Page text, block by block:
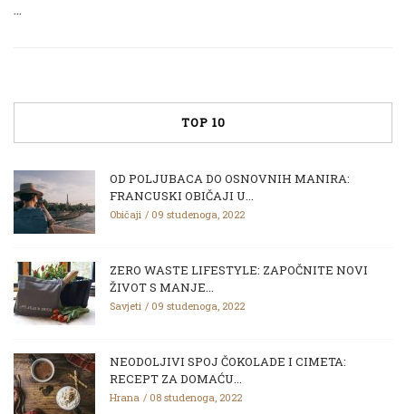
…
TOP 10
OD POLJUBACA DO OSNOVNIH MANIRA:
FRANCUSKI OBIČAJI U...
Običaji 09 studenoga, 2022
ZERO WASTE LIFESTYLE: ZAPOČNITE NOVI
ŽIVOT S MANJE...
Savjeti 09 studenoga, 2022
NEODOLJIVI SPOJ ČOKOLADE I CIMETA:
RECEPT ZA DOMAĆU...
Hrana 08 studenoga, 2022